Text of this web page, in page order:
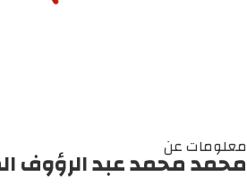
معلومات عن
محمد محمد عبد الرؤوف